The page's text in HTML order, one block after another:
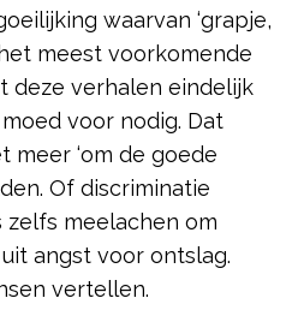
waarvan ‘grapje,
meest voorkomende
deze verhalen eindelijk
voor nodig. Dat
meer ‘om de goede
Of discriminatie
meelachen om
angst voor ontslag.
vertellen.